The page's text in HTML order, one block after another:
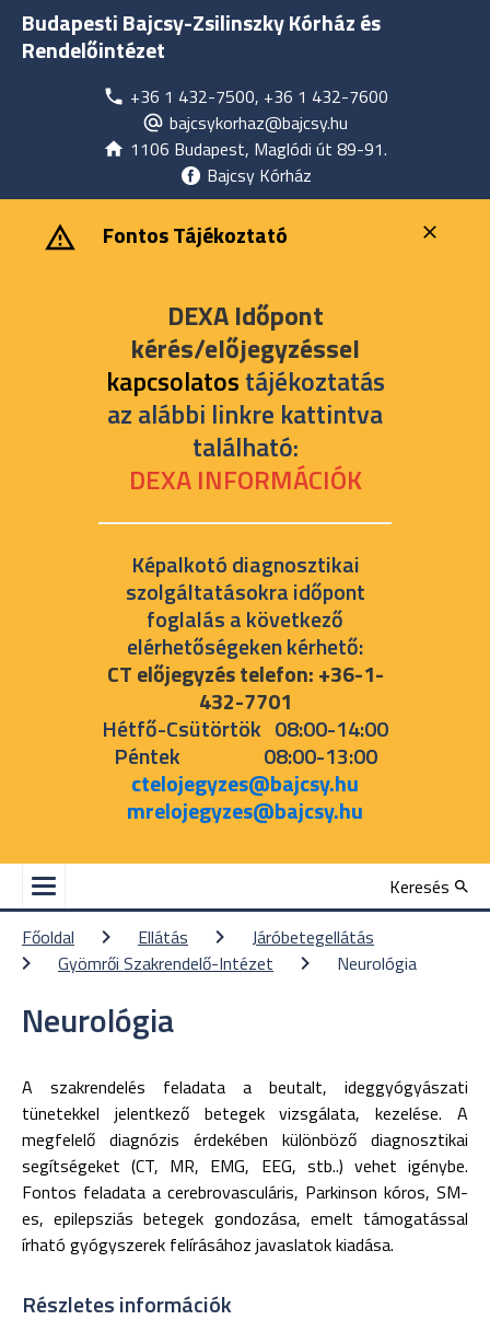
Budapesti Bajcsy-Zsilinszky Kórház és
Rendelőintézet
+36 1 432-7500, +36 1 432-7600
bajcsykorhaz@bajcsy.hu
1106 Budapest, Maglódi út 89-91.
Bajcsy Kórház
‎ ‎Fontos Tájékoztató
DEXA Időpont
kérés/előjegyzéssel
kapcsolatostájékoztatás
az alábbi linkre kattintva
található:
DEXA INFORMÁCIÓK
Képalkotó diagnosztikai
szolgáltatásokra időpont
foglalás a következő
elérhetőségeken kérhető:
CT előjegyzés telefon: +36-1-
432-7701
Hétfő-Csütörtök 08:00-14:00
Péntek 08:00-13:00
ctelojegyzes@bajcsy.hu
mrelojegyzes@bajcsy.hu
Keresés
Főoldal
Ellátás
Járóbetegellátás
Gyömrői Szakrendelő-Intézet
Neurológia
Neurológia
A szakrendelés feladata a beutalt, ideggyógyászati
tünetekkel jelentkező betegek vizsgálata, kezelése. A
megfelelő diagnózis érdekében különböző diagnosztikai
segítségeket (CT, MR, EMG, EEG, stb..) vehet igénybe.
Fontos feladata a cerebrovasculáris, Parkinson kóros, SM-
es, epilepsziás betegek gondozása, emelt támogatással
írható gyógyszerek felírásához javaslatok kiadása.
Részletes információk